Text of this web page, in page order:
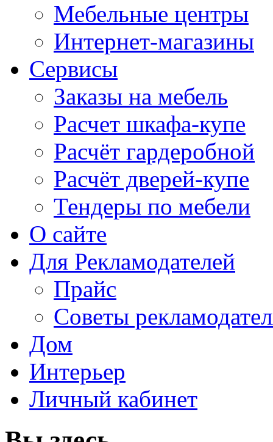
Мебельные центры
Интернет-магазины
Сервисы
Заказы на мебель
Расчет шкафа-купе
Расчёт гардеробной
Расчёт дверей-купе
Тендеры по мебели
О сайте
Для Рекламодателей
Прайс
Советы
Дом
Интерьер
Личный кабинет